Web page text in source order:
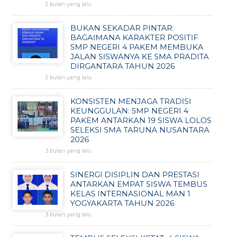
2 bulan yang lalu
BUKAN SEKADAR PINTAR:
BAGAIMANA KARAKTER POSITIF
SMP NEGERI 4 PAKEM MEMBUKA
JALAN SISWANYA KE SMA PRADITA
DIRGANTARA TAHUN 2026
2 bulan yang lalu
KONSISTEN MENJAGA TRADISI
KEUNGGULAN: SMP NEGERI 4
PAKEM ANTARKAN 19 SISWA LOLOS
SELEKSI SMA TARUNA NUSANTARA
2026
3 bulan yang lalu
SINERGI DISIPLIN DAN PRESTASI
ANTARKAN EMPAT SISWA TEMBUS
KELAS INTERNASIONAL MAN 1
YOGYAKARTA TAHUN 2026
3 bulan yang lalu